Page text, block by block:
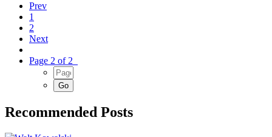
Prev
1
2
Next
Page 2 of 2
Recommended Posts